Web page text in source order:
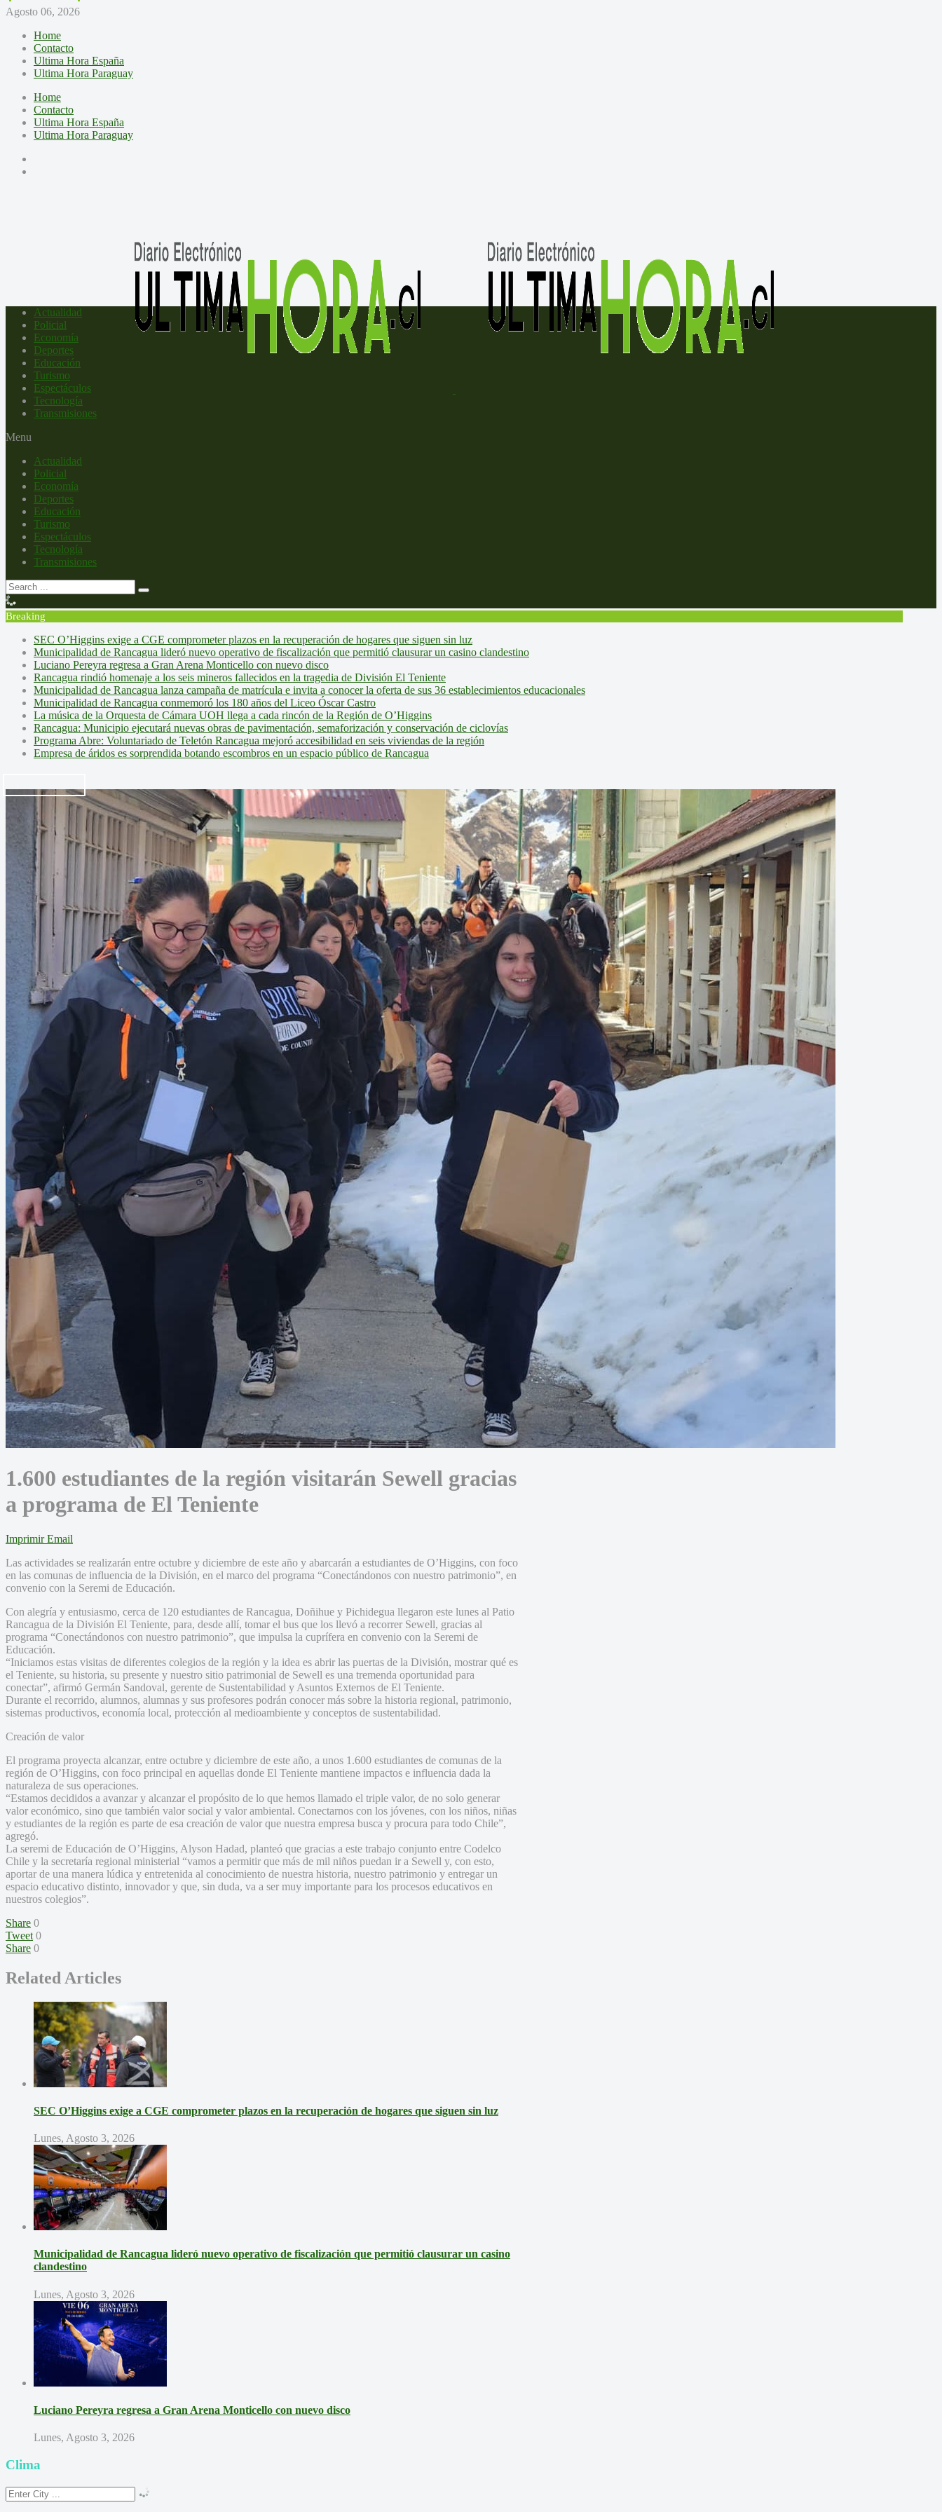
Agosto 06, 2026
Home
Contacto
Ultima Hora España
Ultima Hora Paraguay
Home
Contacto
Ultima Hora España
Ultima Hora Paraguay
Actualidad
Policial
Economía
Deportes
Educación
Turismo
Espectáculos
Tecnología
Transmisiones
Menu
Actualidad
Policial
Economía
Deportes
Educación
Turismo
Espectáculos
Tecnología
Transmisiones
Breaking
SEC O’Higgins exige a CGE comprometer plazos en la recuperación de hogares que siguen sin luz
Municipalidad de Rancagua lideró nuevo operativo de fiscalización que permitió clausurar un casino clandestino
Luciano Pereyra regresa a Gran Arena Monticello con nuevo disco
Rancagua rindió homenaje a los seis mineros fallecidos en la tragedia de División El Teniente
Municipalidad de Rancagua lanza campaña de matrícula e invita a conocer la oferta de sus 36 establecimientos educacionales
Municipalidad de Rancagua conmemoró los 180 años del Liceo Óscar Castro
La música de la Orquesta de Cámara UOH llega a cada rincón de la Región de O’Higgins
Rancagua: Municipio ejecutará nuevas obras de pavimentación, semaforización y conservación de ciclovías
Programa Abre: Voluntariado de Teletón Rancagua mejoró accesibilidad en seis viviendas de la región
Empresa de áridos es sorprendida botando escombros en un espacio público de Rancagua
1.600 estudiantes de la región visitarán Sewell gracias
a programa de El Teniente
Imprimir Email
Las actividades se realizarán entre octubre y diciembre de este año y abarcarán a estudiantes de O’Higgins, con foco
en las comunas de influencia de la División, en el marco del programa “Conectándonos con nuestro patrimonio”, en
convenio con la Seremi de Educación.
Con alegría y entusiasmo, cerca de 120 estudiantes de Rancagua, Doñihue y Pichidegua llegaron este lunes al Patio
Rancagua de la División El Teniente, para, desde allí, tomar el bus que los llevó a recorrer Sewell, gracias al
programa “Conectándonos con nuestro patrimonio”, que impulsa la cuprífera en convenio con la Seremi de
Educación.
“Iniciamos estas visitas de diferentes colegios de la región y la idea es abrir las puertas de la División, mostrar qué es
el Teniente, su historia, su presente y nuestro sitio patrimonial de Sewell es una tremenda oportunidad para
conectar”, afirmó Germán Sandoval, gerente de Sustentabilidad y Asuntos Externos de El Teniente.
Durante el recorrido, alumnos, alumnas y sus profesores podrán conocer más sobre la historia regional, patrimonio,
sistemas productivos, economía local, protección al medioambiente y conceptos de sustentabilidad.
Creación de valor
El programa proyecta alcanzar, entre octubre y diciembre de este año, a unos 1.600 estudiantes de comunas de la
región de O’Higgins, con foco principal en aquellas donde El Teniente mantiene impactos e influencia dada la
naturaleza de sus operaciones.
“Estamos decididos a avanzar y alcanzar el propósito de lo que hemos llamado el triple valor, de no solo generar
valor económico, sino que también valor social y valor ambiental. Conectarnos con los jóvenes, con los niños, niñas
y estudiantes de la región es parte de esa creación de valor que nuestra empresa busca y procura para todo Chile”,
agregó.
La seremi de Educación de O’Higgins, Alyson Hadad, planteó que gracias a este trabajo conjunto entre Codelco
Chile y la secretaría regional ministerial “vamos a permitir que más de mil niños puedan ir a Sewell y, con esto,
aportar de una manera lúdica y entretenida al conocimiento de nuestra historia, nuestro patrimonio y entregar un
espacio educativo distinto, innovador y que, sin duda, va a ser muy importante para los procesos educativos en
nuestros colegios”.
Share 0
Tweet 0
Share 0
Related Articles
SEC O’Higgins exige a CGE comprometer plazos en la recuperación de hogares que siguen sin luz
Lunes, Agosto 3, 2026
Municipalidad de Rancagua lideró nuevo operativo de fiscalización que permitió clausurar un casino
clandestino
Lunes, Agosto 3, 2026
Luciano Pereyra regresa a Gran Arena Monticello con nuevo disco
Lunes, Agosto 3, 2026
Clima